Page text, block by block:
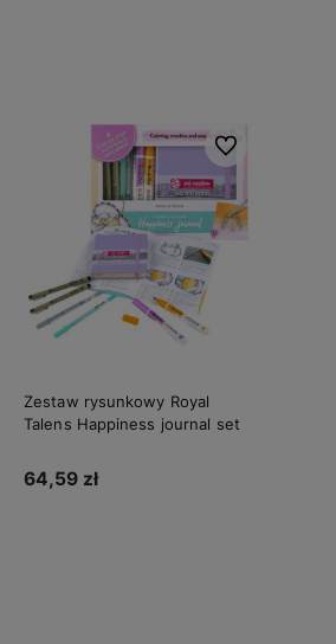
Zestaw rysunkowy Royal
Talens Happiness journal set
64,59 zł
Do ulubionych